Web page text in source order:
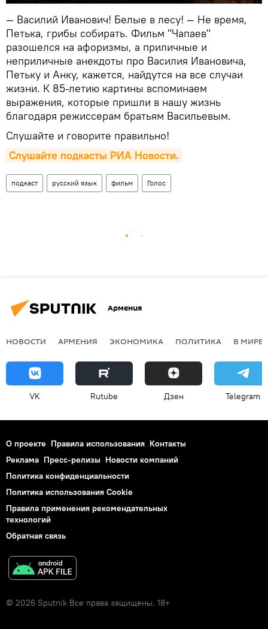
— Василий Иванович! Белые в лесу! — Не время,
Петька, грибы собирать. Фильм "Чапаев"
разошелся на афоризмы, а приличные и
неприличные анекдоты про Василия Ивановича,
Петьку и Анку, кажется, найдутся на все случаи
жизни. К 85-летию картины вспоминаем
выражения, которые пришли в нашу жизнь
благодаря режиссерам братьям Васильевым.
Слушайте и говорите правильно!
Слушайте подкасты РИА Новости.
подкаст русский язык фильм Голос
Армения
НОВОСТИ АРМЕНИЯ ЭКОНОМИКА ПОЛИТИКА В МИРЕ
VK Rutube Дзен Telegram
О проекте Правила использования Контакты
Реклама Пресс-релизы Новости компаний
Политика конфиденциальности
Политика использования Cookie
Правила применения рекомендательных
технологий
Обратная связь
© 2026 Sputnik Все права защищены. 18+